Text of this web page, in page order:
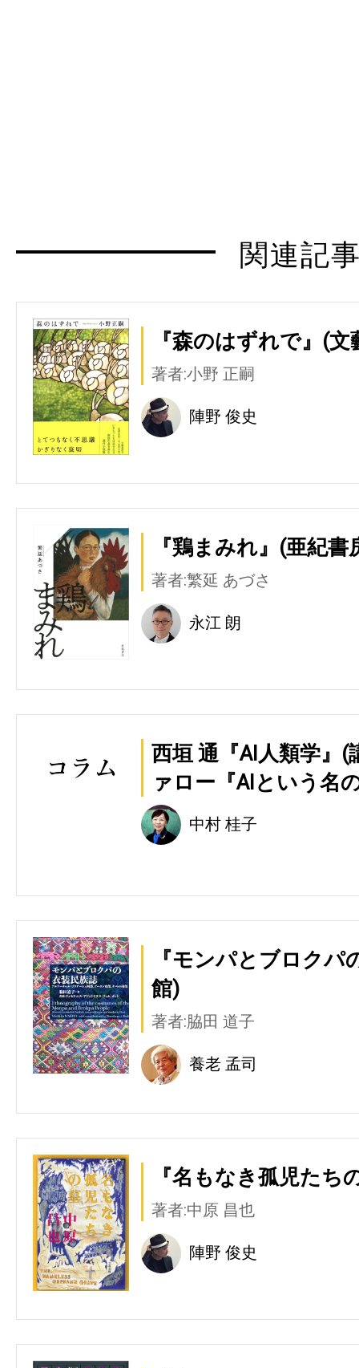
関連記
『森のはずれで』(文
著者:小野 正嗣
陣野 俊史
『鶏まみれ』(亜紀書
著者:繁延 あづさ
永江 朗
西垣 通『AI人類学』
ァロー『AIという名
中村 桂子
『モンパとブロクパ
館)
著者:脇田 道子
養老 孟司
『名もなき孤児たち
著者:中原 昌也
陣野 俊史